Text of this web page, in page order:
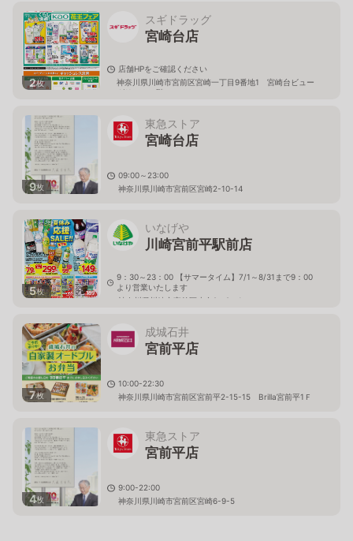
2枚
スギドラッグ
宮崎台店
店舗HPをご確認ください
神奈川県川崎市宮前区宮崎一丁目9番地1 宮崎台ビュー
グリーン１階
9枚
東急ストア
宮崎台店
09:00～23:00
神奈川県川崎市宮前区宮崎2-10-14
5枚
いなげや
川崎宮前平駅前店
9：30～23：00 【サマータイム】7/1～8/31まで9：00
より営業いたします
神奈川県川崎市宮前区小台2－2－1
7枚
成城石井
宮前平店
10:00-22:30
神奈川県川崎市宮前区宮前平2-15-15 Brilla宮前平1Ｆ
4枚
東急ストア
宮前平店
9:00-22:00
神奈川県川崎市宮前区宮崎6-9-5